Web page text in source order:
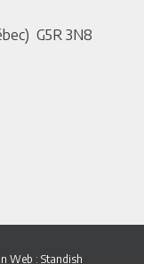
G5R 3N8
Web :Standish